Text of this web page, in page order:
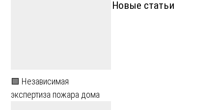
🟩 Независимая
экспертиза пожара дома
Новые статьи